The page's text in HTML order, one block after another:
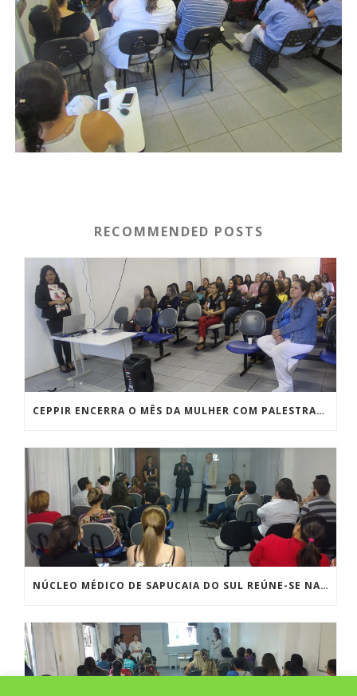
RECOMMENDED POSTS
CEPPIR ENCERRA O MÊS DA MULHER COM PALESTRAS DE SAÚDE
NÚCLEO MÉDICO DE SAPUCAIA DO SUL REÚNE-SE NA FHGV